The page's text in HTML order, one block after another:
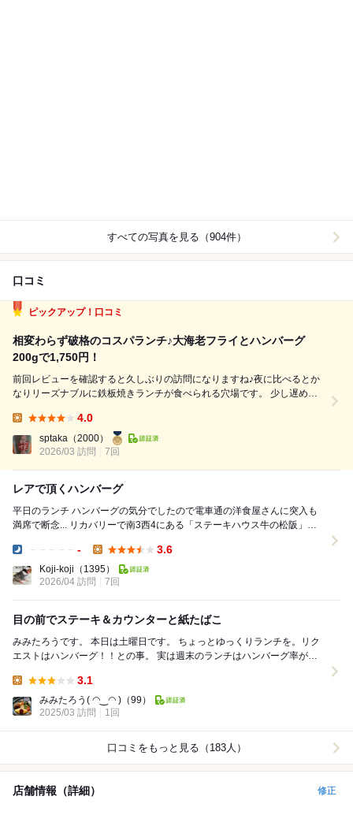
すべての写真を見る（904件）
口コミ
ピックアップ！口コミ
相変わらず破格のコスパランチ♪大海老フライとハンバーグ
200gで1,750円！
前回レビューを確認すると久しぶりの訪問になりますね♪夜に比べるとか
なりリーズナブルに鉄板焼きランチが食べられる穴場です。 少し遅めの
席に案内されます。 さぁて何を食べましょうかね？と言いつつ、毎回迷
った末に同じメニュー「大...
4.0
sptaka （2000）
2026/03 訪問
7回
レアで頂くハンバーグ
平日のランチ ハンバーグの気分でしたので電車通の洋食屋さんに突入も
満席で断念... リカバリーで南3西4にある「ステーキハウス牛の松阪」さ
- 3.6
Koji-koji （1395）
2026/04 訪問
7回
目の前でステーキ＆カウンターと紙たばこ
みみたろうです。 本日は土曜日です。 ちょっとゆっくりランチを。リク
エストはハンバーグ！！との事。 実は週末のランチはハンバーグ率が非
3.1
みみたろう( ◠‿◠ ) （99）
2025/03 訪問
1回
口コミをもっと見る（183人）
店舗情報（詳細） 修正